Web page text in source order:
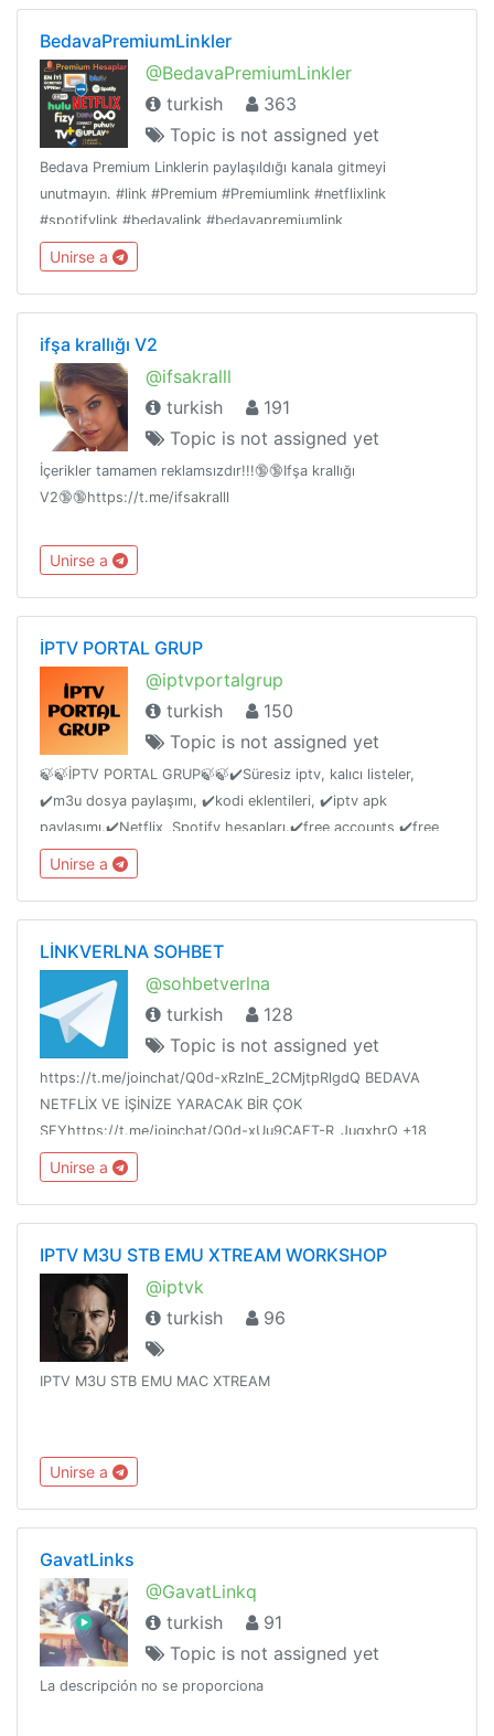
BedavaPremiumLinkler
@BedavaPremiumLinkler
turkish
363
Topic is not assigned yet
Bedava Premium Linklerin paylaşıldığı kanala gitmeyi
unutmayın. #link #Premium #Premiumlink #netflixlink
#spotifylink #bedavalink #bedavapremiumlink
#ücretsizpremiumhesap #premiumhesap #ücretsizhesap
Unirse a
ifşa krallığı V2
@ifsakralll
turkish
191
Topic is not assigned yet
İçerikler tamamen reklamsızdır!!!🔞🔞Ifşa krallığı
V2🔞🔞https://t.me/ifsakralll
Unirse a
İPTV PORTAL GRUP
@iptvportalgrup
turkish
150
Topic is not assigned yet
🍃🍃İPTV PORTAL GRUP🍃🍃✔️Süresiz iptv, kalıcı listeler,
✔️m3u dosya paylaşımı, ✔️kodi eklentileri, ✔️iptv apk
paylaşımı.✔️Netflix ,Spotify hesapları.✔️free accounts ✔️free
m3u list share✔️free iptv links ✔️kodi addons repostory😉😉
✔️Türkvod
Unirse a
LİNKVERLNA SOHBET
@sohbetverlna
turkish
128
Topic is not assigned yet
https://t.me/joinchat/Q0d-xRzInE_2CMjtpRlgdQ BEDAVA
NETFLİX VE İŞİNİZE YARACAK BİR ÇOK
ŞEYhttps://t.me/joinchat/Q0d-xUu9CAET-R_JuqxhrQ +18
PORNO GRUBUhttps://t.me/joinchat/Q0d-
xRz0qxsCTEB7JRqNyw SOHBET GRUBU
Unirse a
IPTV M3U STB EMU XTREAM WORKSHOP
@iptvk
turkish
96
IPTV M3U STB EMU MAC XTREAM
Unirse a
GavatLinks
@GavatLinkq
turkish
91
Topic is not assigned yet
La descripción no se proporciona